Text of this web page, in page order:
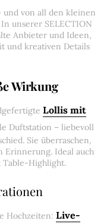
und von all den kleinen
unserer SELECTION
Anbieter und Ideen,
und kreativen Details
Wirkung
Lollis mit
Duftstation – liebevoll
Sie überraschen,
Erinnerung. Ideal auch
Table-Highlight.
Hochzeiten: Live-